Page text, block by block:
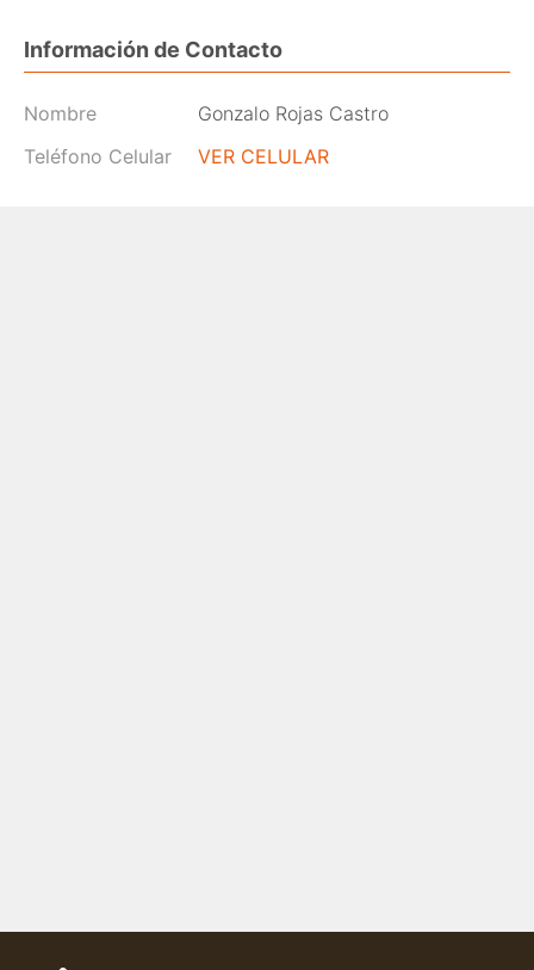
Información de Contacto
Nombre
Gonzalo Rojas Castro
Teléfono Celular
VER CELULAR